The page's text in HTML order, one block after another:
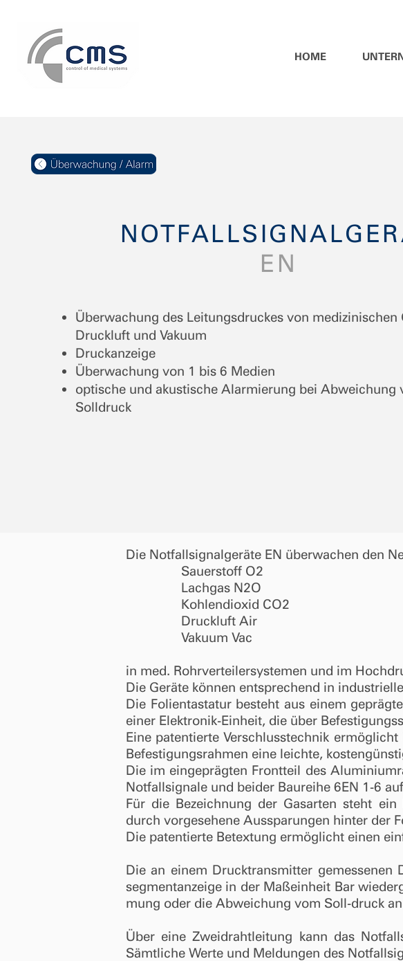
HOME
EN
Überwachung des Leitungsdruckes von medizinischen
Druckluft und Vakuum
Druckanzeige
Überwachung von 1 bis 6 Medien
optische und akustische Alarmierung bei Abweichung
Solldruck
Die Notfallsignalgeräte EN überwachen den
Sauerstoff O2
Lachgas N2O
Kohlendioxid CO2
Druckluft Air
Vakuum Vac
in med. Rohrverteilersystemen und im
Die Geräte können entsprechend in
Die Folientastatur besteht aus einem
einer Elektronik-Einheit, die über
Eine patentierte Verschlusstechnik
Befestigungsrahmen eine leichte,
Die im eingeprägten Frontteil des
Notfallsignale und beider Baureihe 6EN 1-6
Für die Bezeichnung der Gasarten steht
durch vorgesehene Aussparungen hinter der
Die patentierte Betextung ermöglicht einen
Die an einem Drucktransmitter
seg­mentanzeige in der Maßeinheit Bar
mung oder die Abweichung vom Soll-druck
Über eine Zweidrahtleitung kann das
Sämtliche Werte und Meldungen des